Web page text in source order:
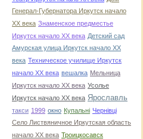
Генерал-Губернатора Иркутск начало
ХХ века Знаменское предместье
Иркутск начало ХХ века Детский сад
Амурская улица Иркутск начало ХХ
века Техническое училище Иркутск
начало ХХ века вешалка Мельница
Иркутск начало ХХ века Усолье
Иркутск начало ХХ века Ярославль
такси 1999 окно Купальні Чернівці
Село Листвяничное Иркутская область
начало ХХ века Троицкосавск